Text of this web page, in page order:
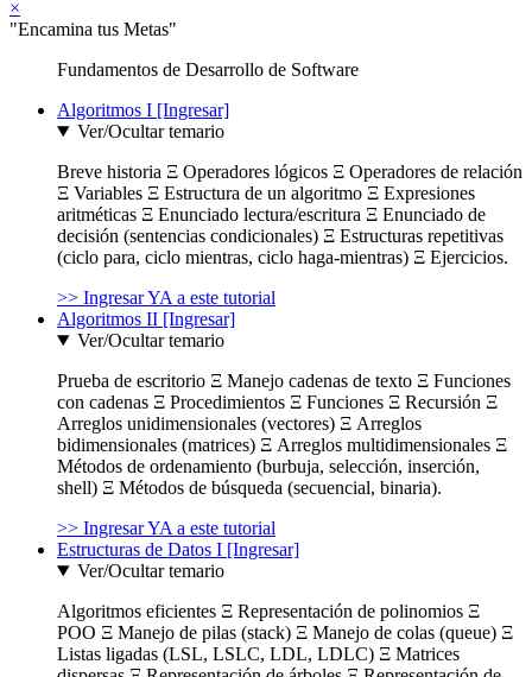
×
"Encamina tus Metas"
Fundamentos de Desarrollo de Software
Algoritmos I [Ingresar]
Ver/Ocultar temario
Breve historia Ξ Operadores lógicos Ξ Operadores de relación
Ξ Variables Ξ Estructura de un algoritmo Ξ Expresiones
aritméticas Ξ Enunciado lectura/escritura Ξ Enunciado de
decisión (sentencias condicionales) Ξ Estructuras repetitivas
(ciclo para, ciclo mientras, ciclo haga-mientras) Ξ Ejercicios.
>> Ingresar YA a este tutorial
Algoritmos II [Ingresar]
Ver/Ocultar temario
Prueba de escritorio Ξ Manejo cadenas de texto Ξ Funciones
con cadenas Ξ Procedimientos Ξ Funciones Ξ Recursión Ξ
Arreglos unidimensionales (vectores) Ξ Arreglos
bidimensionales (matrices) Ξ Arreglos multidimensionales Ξ
Métodos de ordenamiento (burbuja, selección, inserción,
shell) Ξ Métodos de búsqueda (secuencial, binaria).
>> Ingresar YA a este tutorial
Estructuras de Datos I [Ingresar]
Ver/Ocultar temario
Algoritmos eficientes Ξ Representación de polinomios Ξ
POO Ξ Manejo de pilas (stack) Ξ Manejo de colas (queue) Ξ
Listas ligadas (LSL, LSLC, LDL, LDLC) Ξ Matrices